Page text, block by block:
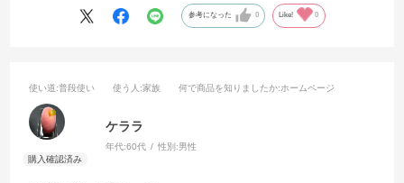
参考になった 0 Like! 0
使い道:普段使い 使う人 :家族 何で商品を知りましたか:ホームページ
ケララ
年代:60代 性別:男性